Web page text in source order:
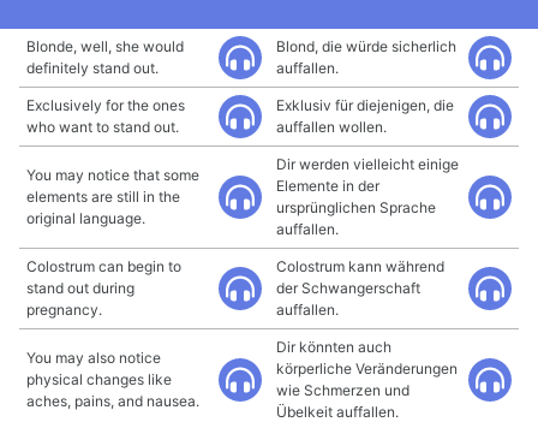
Blonde, well, she would
definitely stand out.
Blond, die würde sicherlich
auffallen.
Exclusively for the ones
who want to stand out.
Exklusiv für diejenigen, die
auffallen wollen.
You may notice that some
elements are still in the
original language.
Dir werden vielleicht einige
Elemente in der
ursprünglichen Sprache
auffallen.
Colostrum can begin to
stand out during
pregnancy.
Colostrum kann während
der Schwangerschaft
auffallen.
You may also notice
physical changes like
aches, pains, and nausea.
Dir könnten auch
körperliche Veränderungen
wie Schmerzen und
Übelkeit auffallen.